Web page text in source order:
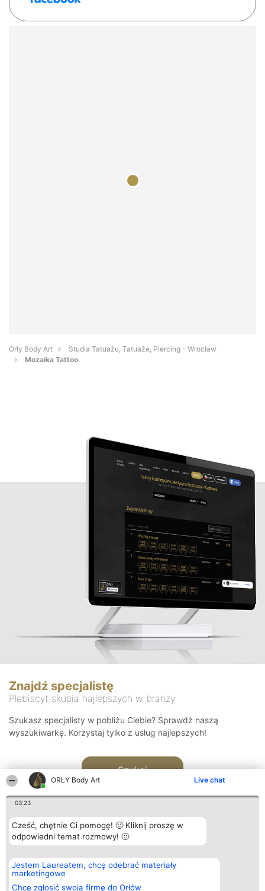
ORŁY Body Art Live chat
03:23
Cześć, chętnie Ci pomogę! 🙂 Kliknij proszę w
odpowiedni temat rozmowy! 🙂
Jestem Laureatem, chcę odebrać materiały
marketingowe
Chcę zgłosić swoją firmę do Orłów
Orły Body Art
Studia Tatuażu, Tatuaże, Piercing - Wrocław
Mozaika Tattoo
Znajdź specjalistę
Plebiscyt skupia najlepszych w branży
Szukasz specjalisty w pobliżu Ciebie? Sprawdź naszą
wyszukiwarkę. Korzystaj tylko z usług najlepszych!
Szukaj
Organizator plebiscytu
Bright Side Solutions sp. z o.
o. sp. k.
ul. Ruska 22
Plebiscyt
Laureaci
wszystkich
Kontakt
Kontakt